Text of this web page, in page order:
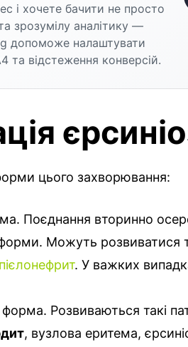
і хочете бачити не просто
зрозумілу аналітику —
допоможе налаштувати
та відстеження конверсій.
цього захворювання:
Поєднання вторинно
форми. Можуть розвиватися
пієлонефрит. У важких
Розвиваються такі
, вузлова еритема,